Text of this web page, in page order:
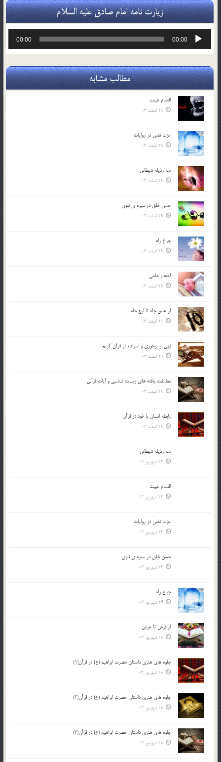
زیارت نامه امام صادق علیه السلام
پخش‌کننده
00:00
00:00
مطالب مشابه
اقسام غيبت
29 اسفند 03
عزت نفس در روايات
29 اسفند 03
سه رذیله شیطانی
29 اسفند 03
حسن خلق در سيره ي نبوي
29 اسفند 03
چراغ راه
29 اسفند 03
اعجاز علمی
29 اسفند 03
از عمق چاه تا اوج جاه
29 اسفند 03
نهي از پرخوري و اسراف در قرآن کريم
29 اسفند 03
مطابقت یافته های زیست شناسی و آیات قرآنی
29 اسفند 03
رابطه انسان با خود در قرآن
29 اسفند 03
سه رذیله شیطانی
24 شهریور 03
اقسام غيبت
24 شهریور 03
عزت نفس در روايات
24 شهریور 03
حسن خلق در سيره ي نبوي
24 شهریور 03
چراغ راه
24 شهریور 03
از فرش تا عرش
18 شهریور 03
جلوه هاي هنري داستان حضرت ابراهيم (ع) در قرآن(1)
18 شهریور 03
جلوه هاي هنري داستان حضرت ابراهيم (ع) در قرآن(2)
18 شهریور 03
جلوه هاي هنري داستان حضرت ابراهيم (ع) در قرآن(3)
18 شهریور 03